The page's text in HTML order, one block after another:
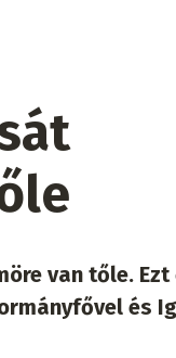
van tőle. Ezt
és